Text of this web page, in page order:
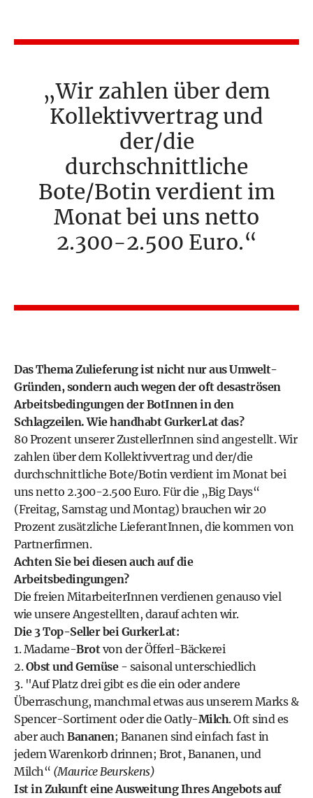
Wir zahlen über dem
Kollektivvertrag und
der/die
durchschnittliche
Bote/Botin verdient im
Monat bei uns netto
2.300-2.500 Euro.
Das Thema Zulieferung ist nicht nur aus Umwelt-
Gründen, sondern auch wegen der oft desaströsen
Arbeitsbedingungen der BotInnen in den
Schlagzeilen. Wie handhabt Gurkerl.at das?
80 Prozent unserer ZustellerInnen sind angestellt. Wir
zahlen über dem Kollektivvertrag und der/die
durchschnittliche Bote/Botin verdient im Monat bei
uns netto 2.300-2.500 Euro. Für die „Big Days“
(Freitag, Samstag und Montag) brauchen wir 20
Prozent zusätzliche LieferantInnen, die kommen von
Partnerfirmen.
Achten Sie bei diesen auch auf die
Arbeitsbedingungen?
Die freien MitarbeiterInnen verdienen genauso viel
wie unsere Angestellten, darauf achten wir.
Die 3 Top-Seller bei Gurkerl.at:
1. Madame-Brotvon der Öfferl-Bäckerei
2.Obst und Gemüse- saisonal unterschiedlich
3. "Auf Platz drei gibt es die ein oder andere
Überraschung, manchmal etwas aus unserem Marks &
Spencer-Sortiment oder die Oatly-Milch. Oft sind es
aber auch Bananen; Bananen sind einfach fast in
jedem Warenkorb drinnen; Brot, Bananen, und
Milch“ (Maurice Beurskens)
Ist in Zukunft eine Ausweitung Ihres Angebots auf